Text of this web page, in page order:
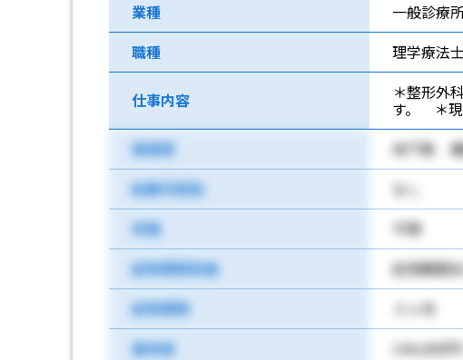
業種
一般診療
職種
理学療法
仕事内容 ＊整形外
す。 ＊
最寄駅
地下鉄
転勤可能性
なし
学歴
不問
試用期間有無
試用期間あ
試用期間
３ヶ月
基本給
144,000